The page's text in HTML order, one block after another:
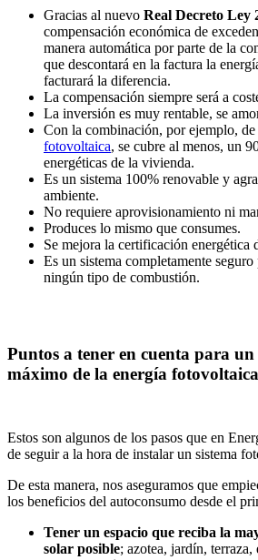
Gracias al nuevo Real Decreto Ley
compensación económica de
manera automática por parte de la
que descontará en la factura la
facturará la diferencia.
La compensación siempre será a
La inversión es muy rentable, se
Con la combinación, por ejemplo, de
fotovoltaica, se cubre al menos, un
energéticas de la vivienda.
Es un sistema 100% renovable y
ambiente.
No requiere aprovisionamiento ni
Produces lo mismo que consumes.
Se mejora la certificación energética
Es un sistema completamente
ningún tipo de combustión.
Puntos a tener en cuenta para
máximo de la energía fotovoltaica
Estos son algunos de los pasos que en
de seguir a la hora de instalar un sistema
De esta manera, nos aseguramos que
los beneficios del autoconsumo desde el
Tener un espacio que reciba la
solar posible; azotea, jardín, terraza,